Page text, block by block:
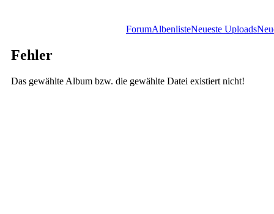
ForumAlbenlisteNeueste Uploads
Fehler
Das gewählte Album bzw. die gewählte Datei existiert nicht!